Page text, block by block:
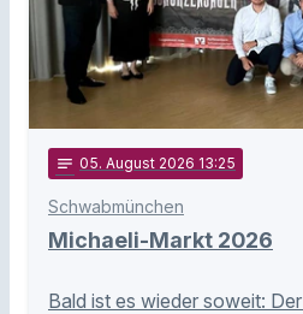
notes 05. August 2026 13:25
Schwabmünchen
Michaeli-Markt 2026
Bald ist es wieder soweit: